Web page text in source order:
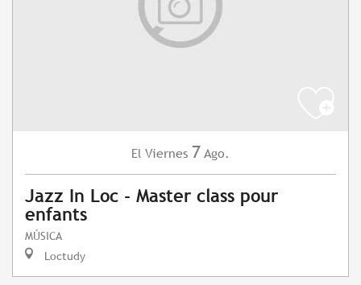
El Viernes 7 Ago.
Jazz In Loc - Master class pour
enfants
MÚSICA
Loctudy